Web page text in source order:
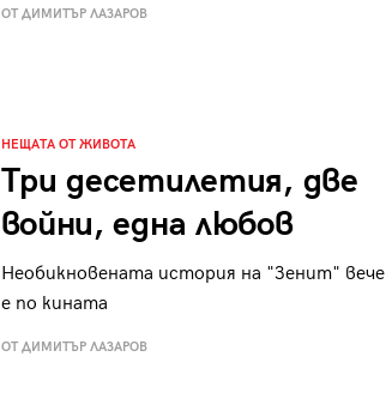
ОТ ДИМИТЪР ЛАЗАРОВ
НЕЩАТА ОТ ЖИВОТА
Три десетилетия, две
войни, една любов
Необикновената история на "Зенит" вече
е по кината
ОТ ДИМИТЪР ЛАЗАРОВ